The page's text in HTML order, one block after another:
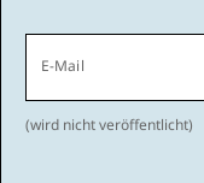
E-Mail
(wird nicht veröffentlicht)